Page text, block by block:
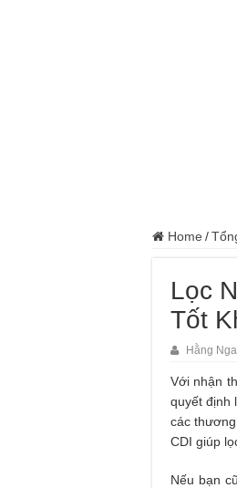
Home /
Lọc
Tốt
Hằng Nga
Với nhận
quyết định
các
CDI giúp
Nếu bạn